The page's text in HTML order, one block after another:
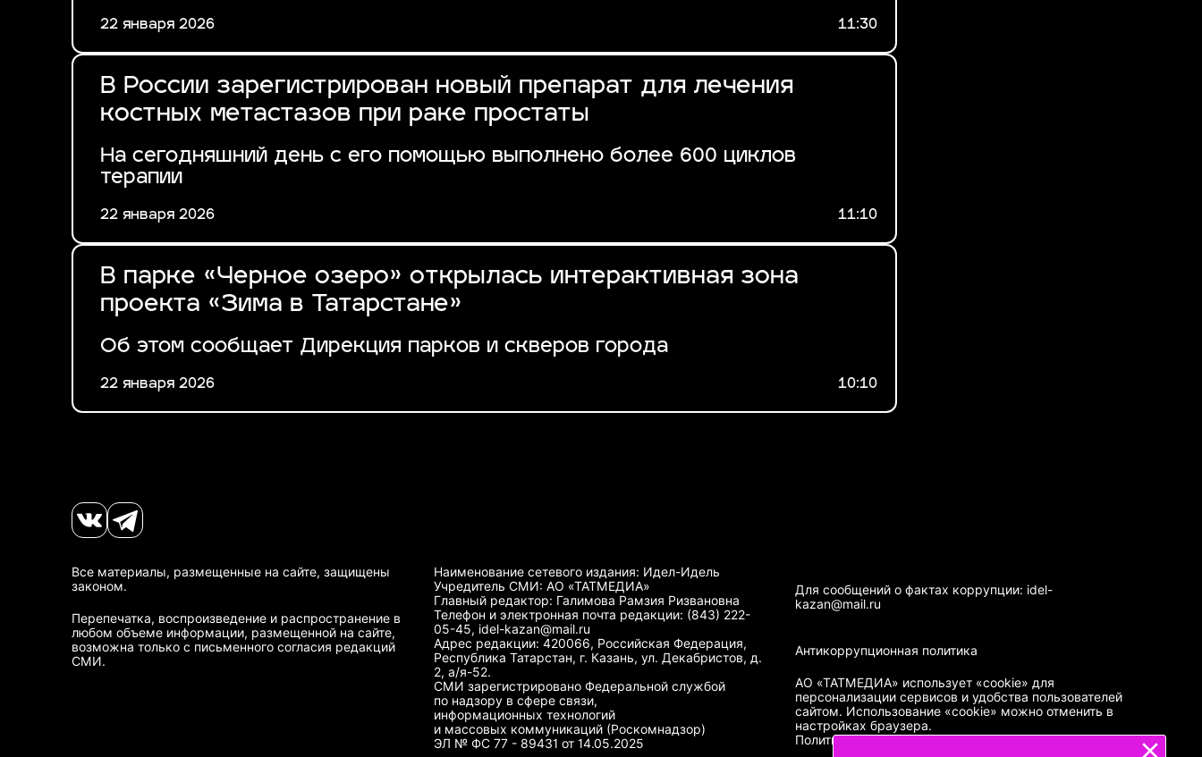
22 января 2026 11:30
В России зарегистрирован новый препарат для лечения
костных метастазов при раке простаты
На сегодняшний день с его помощью выполнено более 600 циклов
терапии
22 января 2026 11:10
В парке «Черное озеро» открылась интерактивная зона
проекта «Зима в Татарстане»
Об этом сообщает Дирекция парков и скверов города
22 января 2026 10:10
Все материалы, размещенные на сайте, защищены
законом.
Перепечатка, воспроизведение и распространение в
любом объеме информации, размещенной на сайте,
возможна только с письменного согласия редакций
СМИ.
Наименование сетевого издания: Идел-Идель
Учредитель СМИ: АО «ТАТМЕДИА»
Главный редактор: Галимова Рамзия Ризвановна
Телефон и электронная почта редакции: (843) 222-
05-45, idel-kazan@mail.ru
Адрес редакции: 420066, Российская Федерация,
Республика Татарстан, г. Казань, ул. Декабристов, д.
2, а/я-52.
СМИ зарегистрировано Федеральной службой
по надзору в сфере связи,
информационных технологий
и массовых коммуникаций (Роскомнадзор)
ЭЛ № ФС 77 - 89431 от 14.05.2025
Для сообщений о фактах коррупции: idel-
kazan@mail.ru
Антикоррупционная политика
АО «ТАТМЕДИА» использует «cookie» для
персонализации сервисов и удобства пользователей
сайтом. Использование «cookie» можно отменить в
настройках браузера.
Политика конфиденциальности